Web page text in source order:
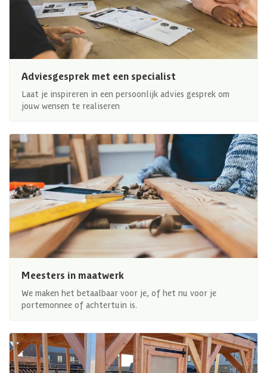
Adviesgesprek met een specialist
Laat je inspireren in een persoonlijk advies gesprek om
jouw wensen te realiseren
Meesters in maatwerk
We maken het betaalbaar voor je, of het nu voor je
portemonnee of achtertuin is.